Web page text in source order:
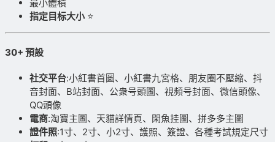
最小體積
指定目标大小 ⭐
30+ 預設
社交平台:小紅書首圖、小紅書九宮格、朋友圈不壓縮、抖
音封面、B站封面、公衆号頭圖、視頻号封面、微信頭像、
QQ頭像
電商:淘寶主圖、天貓詳情頁、閑魚挂圖、拼多多主圖
證件照:1寸、2寸、小2寸、護照、簽證、各種考試規定尺寸